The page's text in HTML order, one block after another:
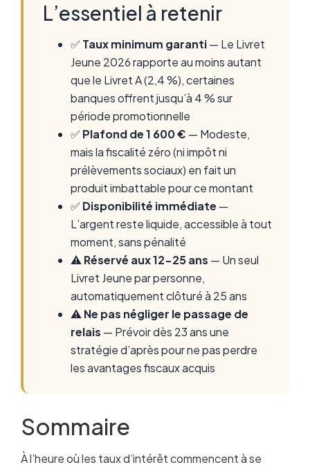
L’essentiel à retenir
✅ Taux minimum garanti— Le Livret
Jeune 2026 rapporte au moins autant
que le Livret A (2,4 %), certaines
banques offrent jusqu’à 4 % sur
période promotionnelle
✅ Plafond de 1 600 € — Modeste,
mais la fiscalité zéro (ni impôt ni
prélèvements sociaux) en fait un
produit imbattable pour ce montant
✅ Disponibilité immédiate —
L’argent reste liquide, accessible à tout
moment, sans pénalité
⚠️Réservé aux 12-25 ans — Un seul
Livret Jeune par personne,
automatiquement clôturé à 25 ans
⚠️Ne pas négliger le passage de
relais — Prévoir dès 23 ans une
stratégie d’après pour ne pas perdre
les avantages fiscaux acquis
Sommaire
Qu’est-ce que le Livret Jeune ?
À l’heure où les taux d’intérêt commencent à se